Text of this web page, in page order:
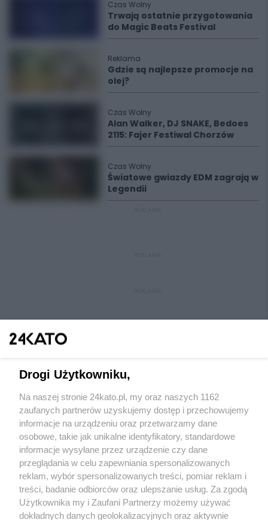
Czas Wolny
Trwają ostatnie przygotowania
do Magic Beats Festival
Reklama
Gdzie są najlepsze promocje na
olej?
Czas Wolny
Alan Walker, DJ SNAKE, Bedoes
2115: Fajer Festiwal Chorzów
Czas Wolny
Światowe gwiazdy EDM zagrają w
Legendii
Wydawca mediów lokalnych
Nie zapomnij
zapoznać się z:
polityką prywatności regulamin korzystania z portali
Twojemiasto Skontakuj sięz nami
Drogi Użytkowniku,
Na naszej stronie 24kato.pl, my oraz naszych 1162
zaufanych partnerów uzyskujemy dostęp i przechowujemy
informacje na urządzeniu oraz przetwarzamy dane
osobowe, takie jak unikalne identyfikatory, standardowe
informacje wysyłane przez urządzenie czy dane
przeglądania w celu zapewniania spersonalizowanych
reklam, wybór spersonalizowanych treści, pomiar reklam i
treści, badanie odbiorców oraz ulepszanie usług. Za zgodą
Użytkownika my i Zaufani Partnerzy możemy używać
dokładnych danych geolokalizacyjnych oraz aktywnie